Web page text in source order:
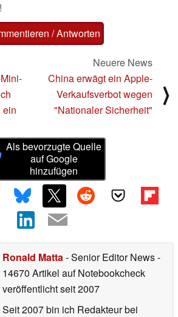
/ Antworten
ein
Neuere News
China erwägt ein Apple-
Verkaufsverbot wegen
"Nationaler Sicherheit"
⟩
Als bevorzugte Quelle
auf Google
hinzufügen
Ronald Matta- Senior Editor News-
14670 Artikel auf Notebookcheck
veröffentlichtseit 2007
Seit 2007 bin ich Redakteur bei